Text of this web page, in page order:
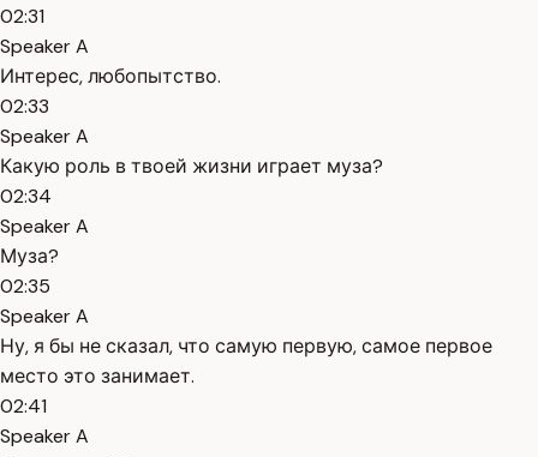
02:31
Speaker A
Интерес, любопытство.
02:33
Speaker A
Какую роль в твоей жизни играет муза?
02:34
Speaker A
Муза?
02:35
Speaker A
Ну, я бы не сказал, что самую первую, самое первое
место это занимает.
02:41
Speaker A